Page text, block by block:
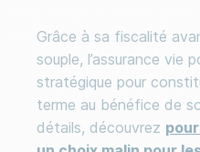
Grâce à sa fiscalité
souple, l’assurance vie
stratégique pour
terme au bénéfice de
détails, découvrez